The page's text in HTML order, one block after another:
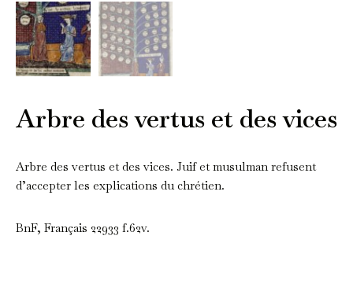
Arbre des vertus et des vices
Arbre des vertus et des vices. Juif et musulman refusent
d’accepter les explications du chrétien.
BnF, Français 22933 f.62v.